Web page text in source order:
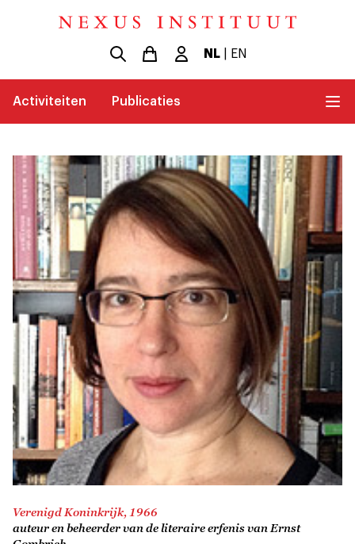
NL| EN
Activiteiten Publicaties
Verenigd Koninkrijk, 1966
auteur en beheerder van de literaire erfenis van Ernst